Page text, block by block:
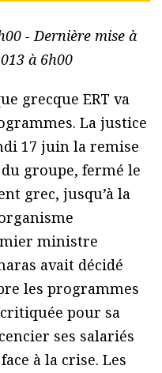
- Dernière mise à
à 6h00
grecque ERT va
La justice
17 juin la remise
groupe, fermé le
grec, jusqu’à la
ministre
avait décidé
les programmes
pour sa
ses salariés
à la crise. Les